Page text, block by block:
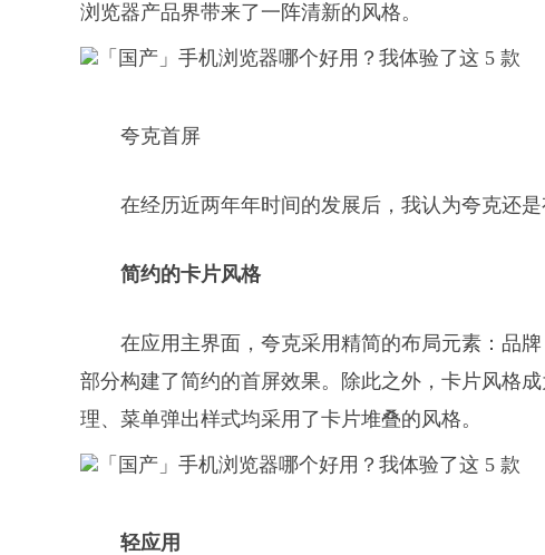
浏览器产品界带来了一阵清新的风格。
夸克首屏
在经历近两年年时间的发展后，我认为夸克还
简约的卡片风格
在应用主界面，夸克采用精简的布局元素：品
部分构建了简约的首屏效果。除此之外，卡片风格
理、菜单弹出样式均采用了卡片堆叠的风格。
轻应用